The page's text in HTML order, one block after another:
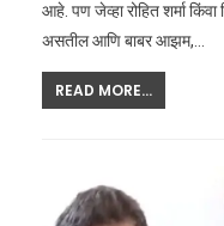
आहे. पण जेव्हा रोहित शर्मा किंवा
असतील आणि बाबर आझम,…
READ MORE...